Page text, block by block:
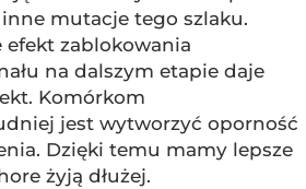
mutacje tego szlaku.
zablokowania
na dalszym etapie daje
Komórkom
jest wytworzyć oporność
Dzięki temu mamy lepsze
żyją dłużej.